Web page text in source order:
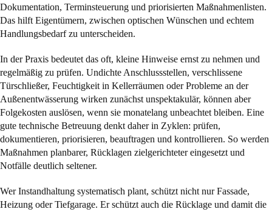
Dokumentation, Terminsteuerung und priorisierten Maßnahmenlisten.
Das hilft Eigentümern, zwischen optischen Wünschen und echtem
Handlungsbedarf zu unterscheiden.
In der Praxis bedeutet das oft, kleine Hinweise ernst zu nehmen und
regelmäßig zu prüfen. Undichte Anschlussstellen, verschlissene
Türschließer, Feuchtigkeit in Kellerräumen oder Probleme an der
Außenentwässerung wirken zunächst unspektakulär, können aber
Folgekosten auslösen, wenn sie monatelang unbeachtet bleiben. Eine
gute technische Betreuung denkt daher in Zyklen: prüfen,
dokumentieren, priorisieren, beauftragen und kontrollieren. So werden
Maßnahmen planbarer, Rücklagen zielgerichteter eingesetzt und
Notfälle deutlich seltener.
Wer Instandhaltung systematisch plant, schützt nicht nur Fassade,
Heizung oder Tiefgarage. Er schützt auch die Rücklage und damit die